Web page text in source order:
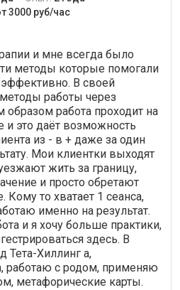
3000 руб/час
и мне всегда было
методы которые помогали
В своей
работы через
образом работа проходит на
и это даёт возможность
из - в + даже за один
Мои клиентки выходят
жить за границу,
и просто обретают
Кому то хватает 1 сеанса,
именно на результат.
и я хочу больше практики,
здесь. В
Тета-Хиллинг а,
работаю с родом, применяю
метафорические карты.